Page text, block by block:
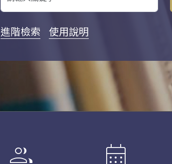
進階檢索 使用說明
group calendar_month